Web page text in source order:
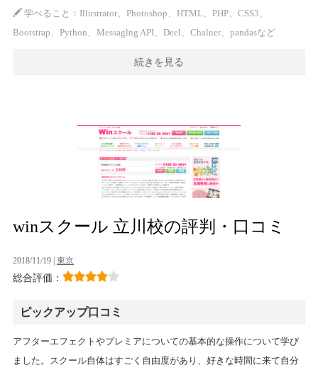
学べること：Illustrator、Photoshop、HTML、PHP、CSS3、
Bootstrap、Python、Messaglng API、Deel、Chalner、pandasなど
続きを見る
winスクール 立川校の評判・口コミ
2018/11/19 | 東京
総合評価：
ピックアップ口コミ
アフターエフェクトやプレミアについての基本的な操作について学び
ました。スクール自体はすごく自由度があり、好きな時間に来て自分